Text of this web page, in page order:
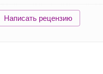
Написать рецензию